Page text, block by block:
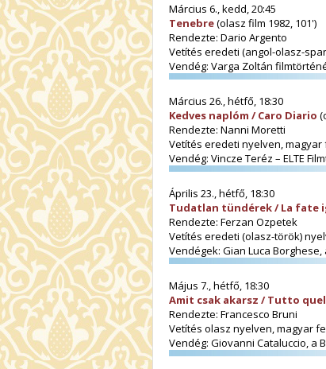
Március 6., kedd, 20:45
Tenebre(olasz film 1982, 101')
Rendezte: Dario Argento
Vetítés eredeti (angol-olasz-
Vendég: Varga Zoltán
Március 26., hétfő, 18:30
Kedves naplóm / Caro Diario
Rendezte: Nanni Moretti
Vetítés eredeti nyelven, magyar
Vendég: Vincze Teréz – ELTE
Április 23., hétfő, 18:30
Tudatlan tündérek / La fate
Rendezte: Ferzan Ozpetek
Vetítés eredeti (olasz-török)
Vendégek: Gian Luca
Május 7., hétfő, 18:30
Amit csak akarsz / Tutto
Rendezte: Francesco Bruni
Vetítés olasz nyelven, magyar
Vendég: Giovanni Cataluccio,